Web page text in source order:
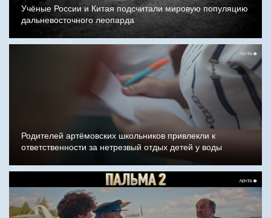
Учёные России и Китая подсчитали мировую популяцию
дальневосточного леопарда
Родителей артёмовских школьников привлекли к
ответственности за нетрезвый отдых детей у воды